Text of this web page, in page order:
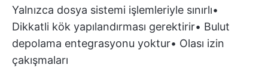
Yalnızca dosya sistemi işlemleriyle sınırlı•
Dikkatli kök yapılandırması gerektirir• Bulut
depolama entegrasyonu yoktur• Olası izin
çakışmaları